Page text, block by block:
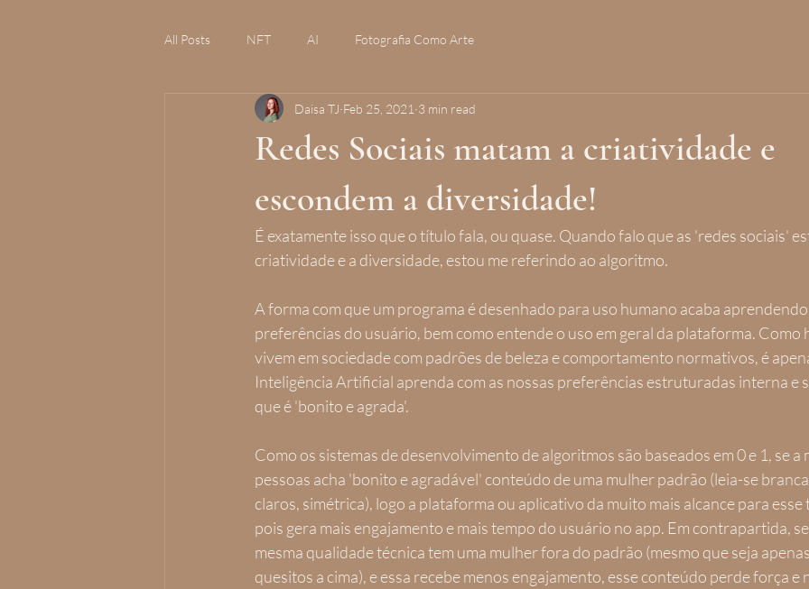
All Posts NFT AI Fotografia Como Arte
Redes Sociais matam a criatividade e
escondem a diversidade!
Daisa TJ Feb 25, 2021 3 min read
É exatamente isso que o título fala, ou quase. Quando falo que as 'redes sociais'
criatividade e a diversidade, estou me referindo ao algoritmo.
A forma com que um programa é desenhado para uso humano acaba aprendendo
preferências do usuário, bem como entende o uso em geral da plataforma. Como
vivem em sociedade com padrões de beleza e comportamento normativos, é
Inteligência Artificial aprenda com as nossas preferências estruturadas interna e
que é 'bonito e agrada'.
Como os sistemas de desenvolvimento de algoritmos são baseados em 0 e 1, se a
pessoas acha 'bonito e agradável' conteúdo de uma mulher padrão (leia-se
claros, simétrica), logo a plataforma ou aplicativo da muito mais alcance para esse
pois gera mais engajamento e mais tempo do usuário no app. Em contrapartida,
mesma qualidade técnica tem uma mulher fora do padrão (mesmo que seja
quesitos a cima), e essa recebe menos engajamento, esse conteúdo perde força e